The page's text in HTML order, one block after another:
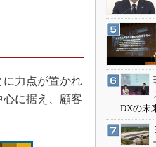
力点が置かれ
に据え、顧客
DXの未